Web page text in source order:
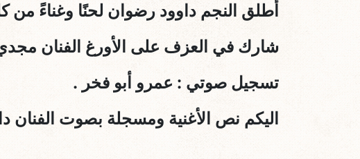
أطلق النجم داوود رضوان لحنًا وغناءً من
شارك في العزف على الأورغ الفنان
تسجيل صوتي : عمرو أبو فخر .
اليكم نص الأغنية ومسجلة بصوت الفنان